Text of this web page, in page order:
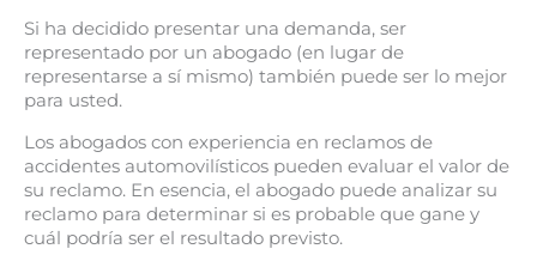
Si ha decidido presentar una demanda, ser
representado por un abogado (en lugar de
representarse a sí mismo) también puede ser lo mejor
para usted.
Los abogados con experiencia en reclamos de
accidentes automovilísticos pueden evaluar el valor de
su reclamo. En esencia, el abogado puede analizar su
reclamo para determinar si es probable que gane y
cuál podría ser el resultado previsto.